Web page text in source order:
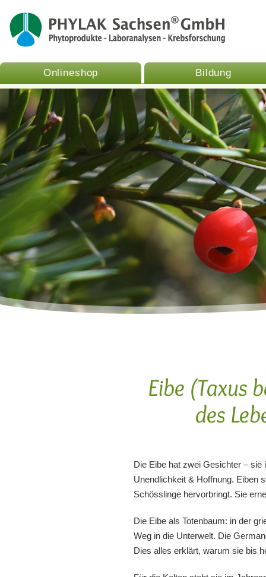
Onlineshop Bildung
Wo gibt es unsere Produkte?
Apotheke suchen
- - -
Aktuelles
11.09.2025 | Die Heidelbeere
(Vaccinium myrtillus) - die
Beere der inneren Weisheit und
der Transformation -
11.08.2025 | Der Echte
Thymian (Thymus vulgaris) -
das wohlduftende Kraut des
Mutes und des
Selbstvertrauens
16.07.2025 |Die Echte Kamille
(Matricaria chamomilla) - die
Blume des Sonnengottes
12.06.2025 |
Die Pfefferminze
(Mentha piperita) - das grüne
Geschenk von Mutter Erde
Spagyrik
Eibe (Taxus
des
Die Eibe hat zwei Gesichter – sie
Unendlichkeit & Hoffnung. Eiben
Schösslinge hervorbringt. Sie
Die Eibe als Totenbaum: in der
Weg in die Unterwelt. Die
Dies alles erklärt, warum sie bis